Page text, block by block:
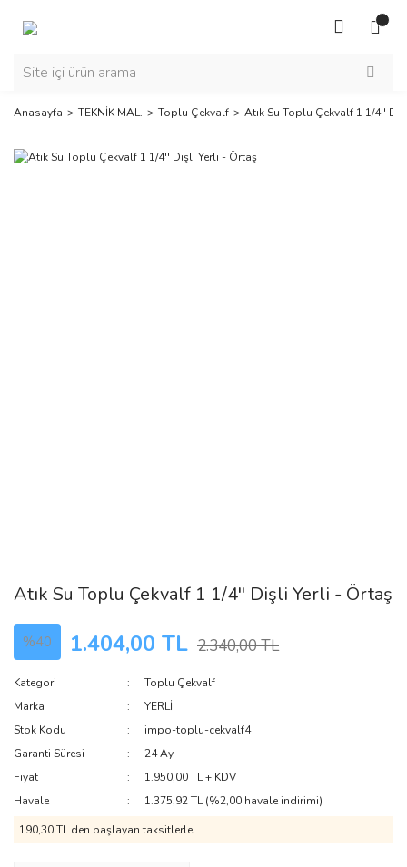
Anasayfa TEKNİK MAL. Toplu Çekvalf Atık Su Toplu Çekvalf 1 1/4''
Atık Su Toplu Çekvalf 1 1/4'' Dişli Yerli - Örtaş
%40 1.404,00 TL 2.340,00 TL
Kategori
Toplu Çekvalf
Marka
YERLİ
Stok Kodu
impo-toplu-cekvalf4
Garanti Süresi
24 Ay
Fiyat
1.950,00 TL + KDV
Havale
1.375,92 TL (%2,00 havale indirimi)
190,30 TL den başlayan taksitlerle!